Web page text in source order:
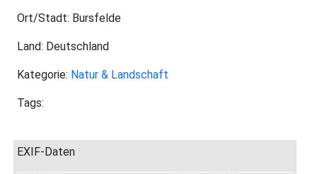
Ort/Stadt: Bursfelde
Land: Deutschland
Kategorie: Natur & Landschaft
Tags:
EXIF-Daten